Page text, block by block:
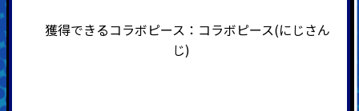
獲得できるコラボピース：コラボピース(にじさん
じ)